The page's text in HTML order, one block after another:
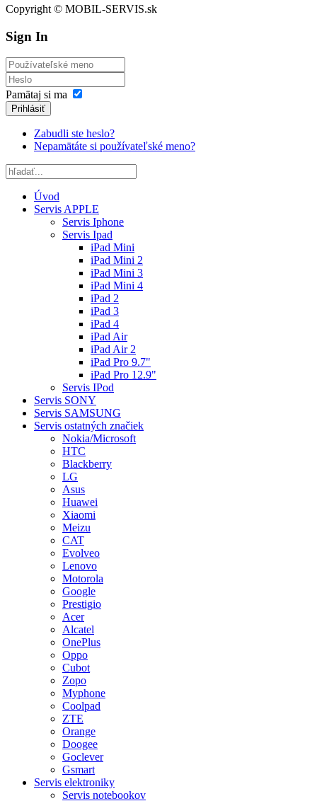
Copyright © MOBIL-SERVIS.sk
Sign In
Pamätaj si ma
Prihlásiť
Zabudli ste heslo?
Nepamätáte si používateľské meno?
Úvod
Servis APPLE
Servis Iphone
Servis Ipad
iPad Mini
iPad Mini 2
iPad Mini 3
iPad Mini 4
iPad 2
iPad 3
iPad 4
iPad Air
iPad Air 2
iPad Pro 9.7"
iPad Pro 12.9"
Servis IPod
Servis SONY
Servis SAMSUNG
Servis ostatných značiek
Nokia/Microsoft
HTC
Blackberry
LG
Asus
Huawei
Xiaomi
Meizu
CAT
Evolveo
Lenovo
Motorola
Google
Prestigio
Acer
Alcatel
OnePlus
Oppo
Cubot
Zopo
Myphone
Coolpad
ZTE
Orange
Doogee
Goclever
Gsmart
Servis elektroniky
Servis notebookov